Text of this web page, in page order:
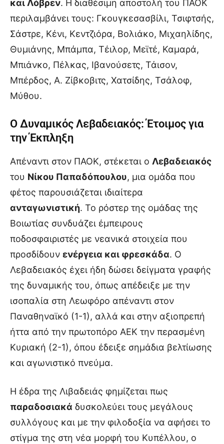
και Λόβρεν. Η διαθέσιμη αποστολή του ΠΑΟΚ
περιλαμβάνει τους: Γκουγκεσασβίλι, Τσιφτσής,
Σάστρε, Κένι, Κεντζιόρα, Βολιάκο, Μιχαηλίδης,
Θυμιάνης, Μπάμπα, Τέιλορ, Μεϊτέ, Καμαρά,
Μπιάνκο, Πέλκας, Ιβανούσετς, Τάισον,
Μπέρδος, Α. Ζίβκοβιτς, Χατσίδης, Τσάλοφ,
Μύθου.
Ο Δυναμικός Λεβαδειακός: Έτοιμος για
την Έκπληξη
Απέναντι στον ΠΑΟΚ, στέκεται ο Λεβαδειακός
του Νίκου Παπαδόπουλου, μια ομάδα που
φέτος παρουσιάζεται ιδιαίτερα
ανταγωνιστική. Το ρόστερ της ομάδας της
Βοιωτίας συνδυάζει έμπειρους
ποδοσφαιριστές με νεανικά στοιχεία που
προσδίδουν ενέργεια και φρεσκάδα. Ο
Λεβαδειακός έχει ήδη δώσει δείγματα γραφής
της δυναμικής του, όπως απέδειξε με την
ισοπαλία στη Λεωφόρο απέναντι στον
Παναθηναϊκό (1-1), αλλά και στην αξιοπρεπή
ήττα από την πρωτοπόρο ΑΕΚ την περασμένη
Κυριακή (2-1), όπου έδειξε σημάδια βελτίωσης
και αγωνιστικό πνεύμα.
Η έδρα της Λιβαδειάς φημίζεται πως
παραδοσιακά δυσκολεύει τους μεγάλους
συλλόγους και με την φιλοδοξία να αφήσει το
στίγμα της στη νέα μορφή του Κυπέλλου, ο